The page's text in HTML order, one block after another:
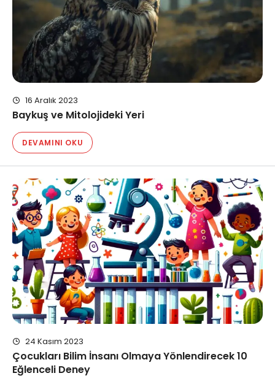
16 Aralık 2023
Baykuş ve Mitolojideki Yeri
DEVAMINI OKU
24 Kasım 2023
Çocukları Bilim İnsanı Olmaya Yönlendirecek 10
Eğlenceli Deney